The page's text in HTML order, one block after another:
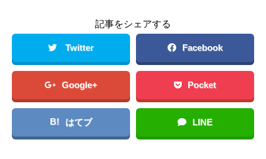
記事をシェアする
Twitter Facebook
Google+ Pocket
B! はてブ LINE